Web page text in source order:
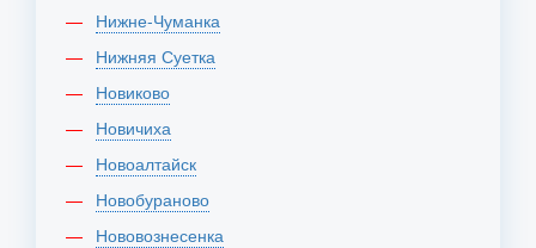
Нижне-Чуманка
Нижняя Суетка
Новиково
Новичиха
Новоалтайск
Новобураново
Нововознесенка